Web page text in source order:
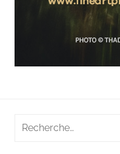
Recherche